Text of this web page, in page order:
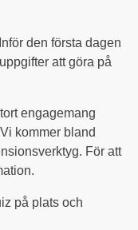
den första dagen
att göra på
engagemang
kommer bland
För att
på plats och